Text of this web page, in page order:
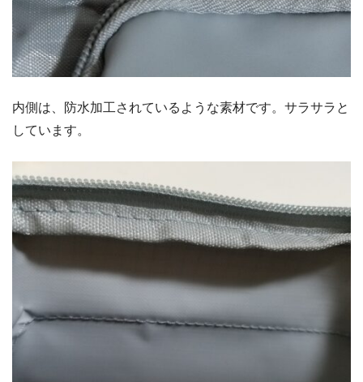
内側は、防水加工されているような素材です。サラサラと
しています。